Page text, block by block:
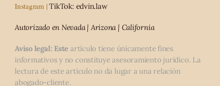
Instagram | TikTok: edvin.law
Autorizado en Nevada | Arizona | California
Aviso legal: Este artículo tiene únicamente fines
informativos y no constituye asesoramiento jurídico. La
lectura de este artículo no da lugar a una relación
abogado-cliente.